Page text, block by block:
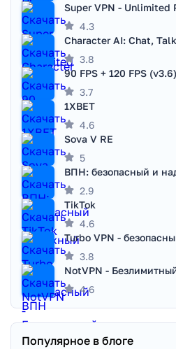
Super VPN - Unlimited
4.3
Character AI: Chat,
3.8
90 FPS + 120 FPS (v3.6)
3.7
1XBET
4.6
Sova V RE
5
2.9
TikTok
4.6
3.8
4.6
Популярное в блоге